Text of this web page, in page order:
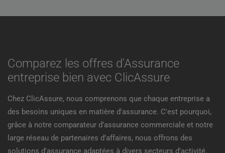
Comparez les offres d'Assurance
entreprise bien avec ClicAssure
Chez ClicAssure, nous comprenons que chaque entreprise a
des besoins uniques en matière d'assurance. C'est pourquoi,
grâce à notre comparateur d’assurance commerciale et notre
large réseau de partenaires d’affaires, nous offrons des
solutions d'assurance adaptées à divers secteurs d'activité.